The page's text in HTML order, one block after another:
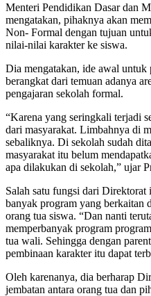
Menteri Pendidikan Dasar dan
mengatakan, pihaknya akan
Non- Formal dengan tujuan
nilai-nilai karakter ke siswa.
Dia mengatakan, ide awal untuk
berangkat dari temuan adanya
pengajaran sekolah formal.
“Karena yang seringkali terjadi
dari masyarakat. Limbahnya di
sebaliknya. Di sekolah sudah
masyarakat itu belum
apa dilakukan di sekolah,” ujar
Salah satu fungsi dari
banyak program yang berkaitan
orang tua siswa. “Dan nanti
memperbanyak program
tua wali. Sehingga dengan
pembinaan karakter itu dapat
Oleh karenanya, dia berharap
jembatan antara orang tua dan